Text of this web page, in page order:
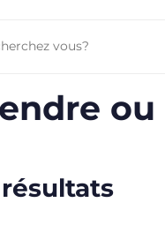
résultats